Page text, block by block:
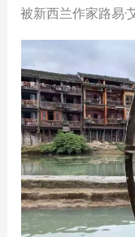
被新西兰作家路易·